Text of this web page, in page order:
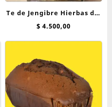
Te de Jengibre Hierbas del
Oasis saquitos
$ 4.500,00